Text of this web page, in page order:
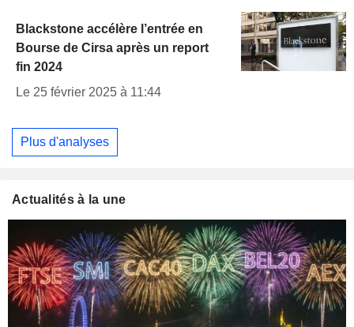
Blackstone accélère l’entrée en
Bourse de Cirsa après un report
fin 2024
Le 25 février 2025 à 11:44
Plus d'analyses
Actualités à la une